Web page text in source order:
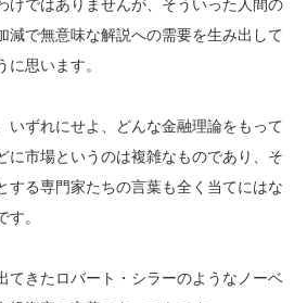
けではありませんが、そういった人間の
減で無意味な解説への需要を生み出して
思います。
いずれにせよ、どんな金融理論をもって
に市場というのは複雑なものであり、そ
する専門家たちの言葉も全く当てにはな
。
てきたロバート・シラーのようなノーベ